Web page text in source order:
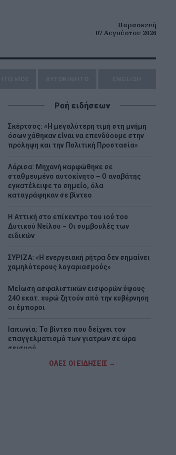
Παρασκευή
07 Αυγούστου 2026
Ροή ειδήσεων
Σκέρτσος: «Η μεγαλύτερη τιμή στη μνήμη
όσων χάθηκαν είναι να επενδύουμε στην
πρόληψη και την Πολιτική Προστασία»
Λάρισα: Μηχανή καρφώθηκε σε
σταθμευμένο αυτοκίνητο – Ο αναβάτης
εγκατέλειψε το σημείο, όλα
καταγράφηκαν σε βίντεο
Η Αττική στο επίκεντρο του ιού του
Δυτικού Νείλου – Οι συμβουλές των
ειδικών
ΣΥΡΙΖΑ: «Η ενεργειακή ρήτρα δεν σημαίνει
χαμηλότερους λογαριασμούς»
Μείωση ασφαλιστικών εισφορών ύψους
240 εκατ. ευρώ ζητούν από την κυβέρνηση
οι έμποροι
Ιαπωνία: Το βίντεο που δείχνει τον
επαγγελματισμό των γιατρών σε ώρα
σεισμού
ΟΛΕΣ ΟΙ ΕΙΔΗΣΕΙΣ →